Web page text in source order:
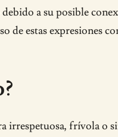
a su posible
de estas expresiones
irrespetuosa, frívola o